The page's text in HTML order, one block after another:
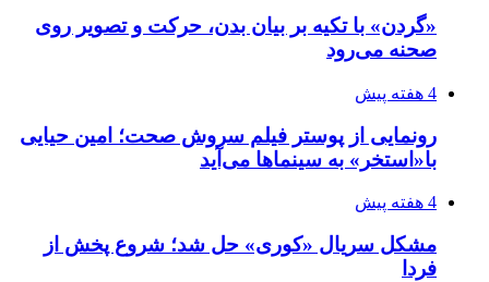
«گردن» با تکیه بر بیان بدن، حرکت و تصویر روی
صحنه می‌رود
4 هفته پیش
رونمایی از پوستر فیلم سروش صحت؛ امین حیایی
با«استخر» به سینماها می‌آید
4 هفته پیش
مشکل سریال «کوری» حل شد؛ شروع پخش از
فردا